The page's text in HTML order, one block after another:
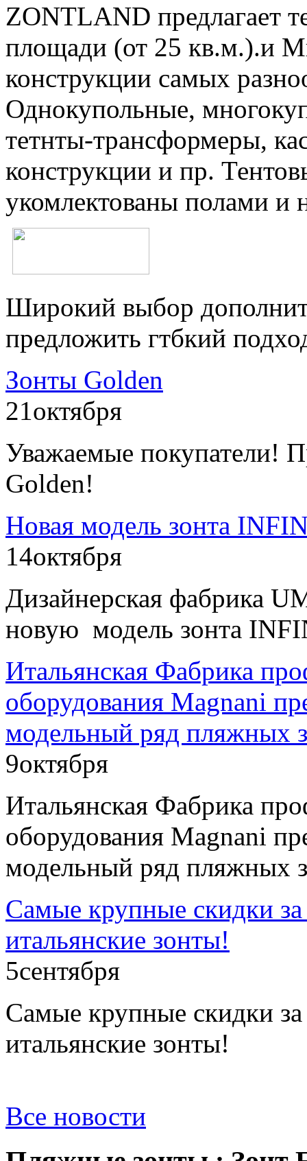
ZONTLAND предлагает
площади (от 25 кв.м.).и
конструкции самых
Однокупольные,
тетнты-трансформеры,
конструкции и пр.
укомлектованы полами и
Широкий выбор
предложить гтбкий
Зонты Golden
21октября
Уважаемые покупатели!
Golden!
Новая модель зонта
14октября
Дизайнерская фабрика
новую модель зонта
Итальянская Фабрика
оборудования Magnani
модельный ряд пляжных
9октября
Итальянская Фабрика
оборудования Magnani
модельный ряд пляжных
Самые крупные скидки
итальянские зонты!
5сентября
Самые крупные скидки
итальянские зонты!
Все новости